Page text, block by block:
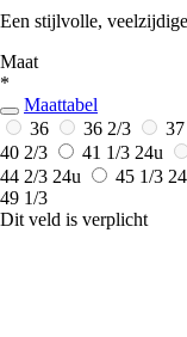
Een stijlvolle,
Maat
*
Maattabel
36
36 2/3
40 2/3
41 1/3 24u
44 2/3 24u 45 1/3
49 1/3
Dit veld is verplicht